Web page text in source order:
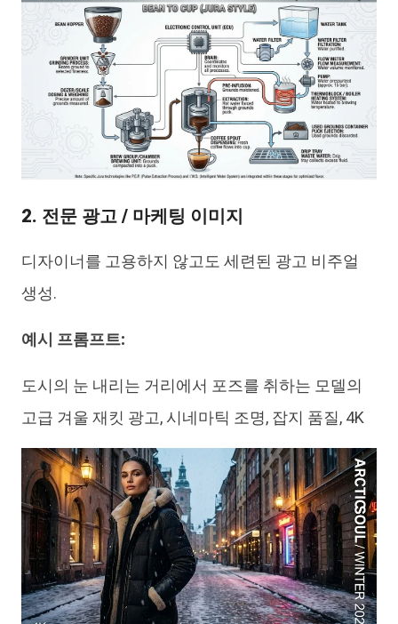
2. 전문 광고 / 마케팅 이미지
디자이너를 고용하지 않고도 세련된 광고 비주얼
생성.
예시 프롬프트:
도시의 눈 내리는 거리에서 포즈를 취하는 모델의
고급 겨울 재킷 광고, 시네마틱 조명, 잡지 품질, 4K